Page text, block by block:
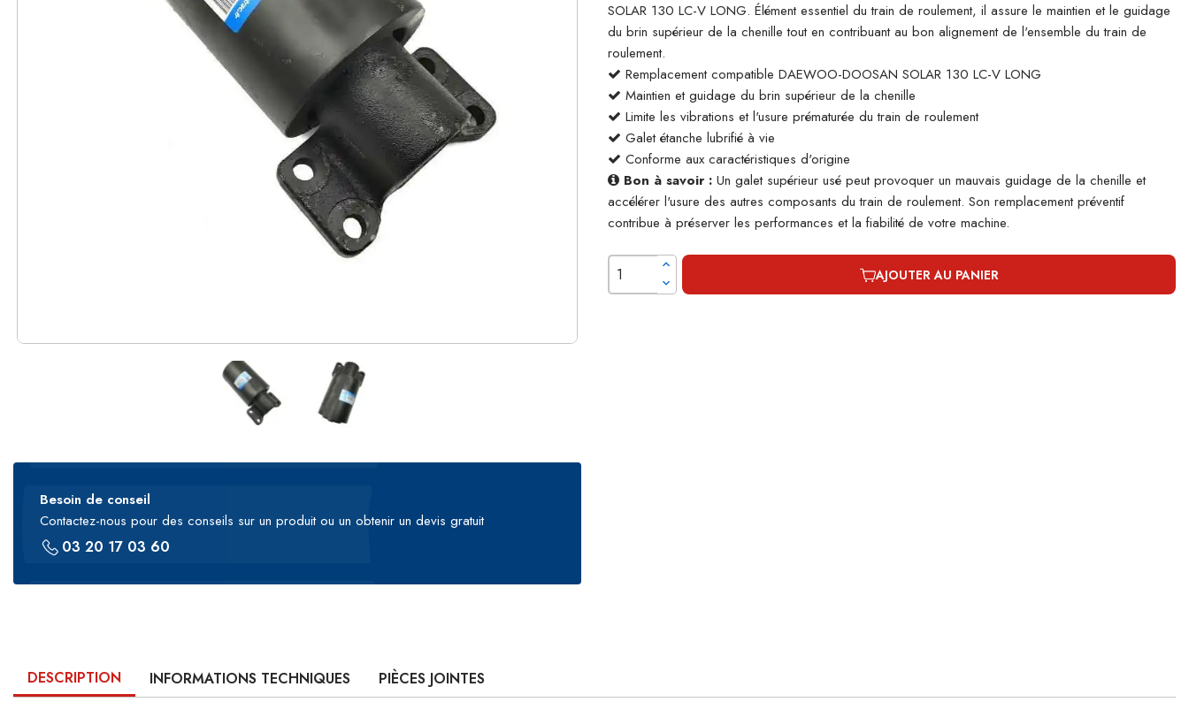
Besoin de conseil
Contactez-nous pour des conseils sur un produit ou un obtenir un devis gratuit
03 20 17 03 60
SOLAR 130 LC-V LONG. Élément essentiel du train de roulement, il assure le maintien et le guidage
du brin supérieur de la chenille tout en contribuant au bon alignement de l'ensemble du train de
roulement.
Remplacement compatible DAEWOO-DOOSAN SOLAR 130 LC-V LONG
Maintien et guidage du brin supérieur de la chenille
Limite les vibrations et l'usure prématurée du train de roulement
Galet étanche lubrifié à vie
Conforme aux caractéristiques d'origine
Bon à savoir : Un galet supérieur usé peut provoquer un mauvais guidage de la chenille et
accélérer l'usure des autres composants du train de roulement. Son remplacement préventif
contribue à préserver les performances et la fiabilité de votre machine.
AJOUTER AU PANIER
DESCRIPTION INFORMATIONS TECHNIQUES PIÈCES JOINTES